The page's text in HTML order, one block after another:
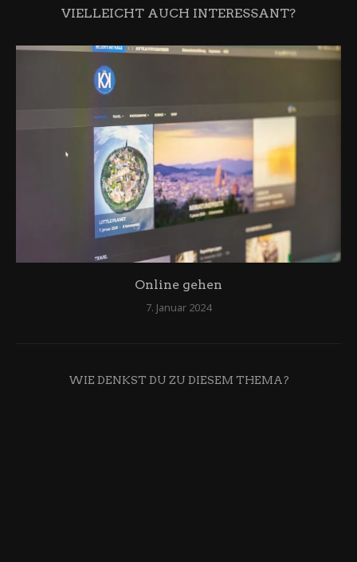
VIELLEICHT AUCH INTERESSANT?
Online gehen
7. Januar 2024
WIE DENKST DU ZU DIESEM THEMA?